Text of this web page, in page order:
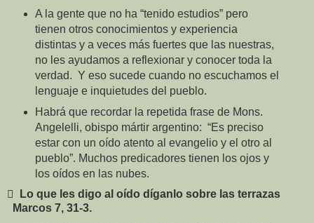
A la gente que no ha “tenido estudios” pero
tienen otros conocimientos y experiencia
distintas y a veces más fuertes que las nuestras,
no les ayudamos a reflexionar y conocer toda la
verdad. Y eso sucede cuando no escuchamos el
lenguaje e inquietudes del pueblo.
Habrá que recordar la repetida frase de Mons.
Angelelli, obispo mártir argentino: “Es preciso
estar con un oído atento al evangelio y el otro al
pueblo”. Muchos predicadores tienen los ojos y
los oídos en las nubes.

Lo que les digo al oído díganlo sobre las terrazas
Marcos 7, 31-3.